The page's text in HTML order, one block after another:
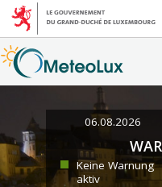
06.08.2026
Keine Warnung
aktiv